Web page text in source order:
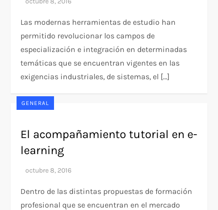
Las modernas herramientas de estudio han
permitido revolucionar los campos de
especialización e integración en determinadas
temáticas que se encuentran vigentes en las
exigencias industriales, de sistemas, el […]
GENERAL
El acompañamiento tutorial en e-
learning
Dentro de las distintas propuestas de formación
profesional que se encuentran en el mercado